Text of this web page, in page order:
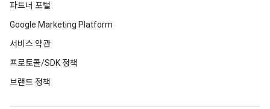
파트너 포털
Google Marketing Platform
서비스 약관
프로토콜/SDK 정책
브랜드 정책